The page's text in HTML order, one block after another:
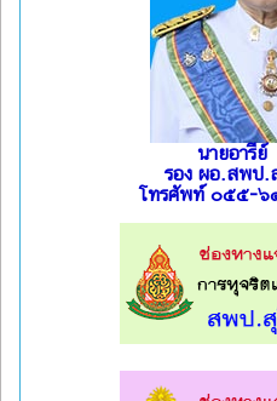
นายอารี
รอง ผอ.สพป.
โทรศัพท์ ๐๕๕-